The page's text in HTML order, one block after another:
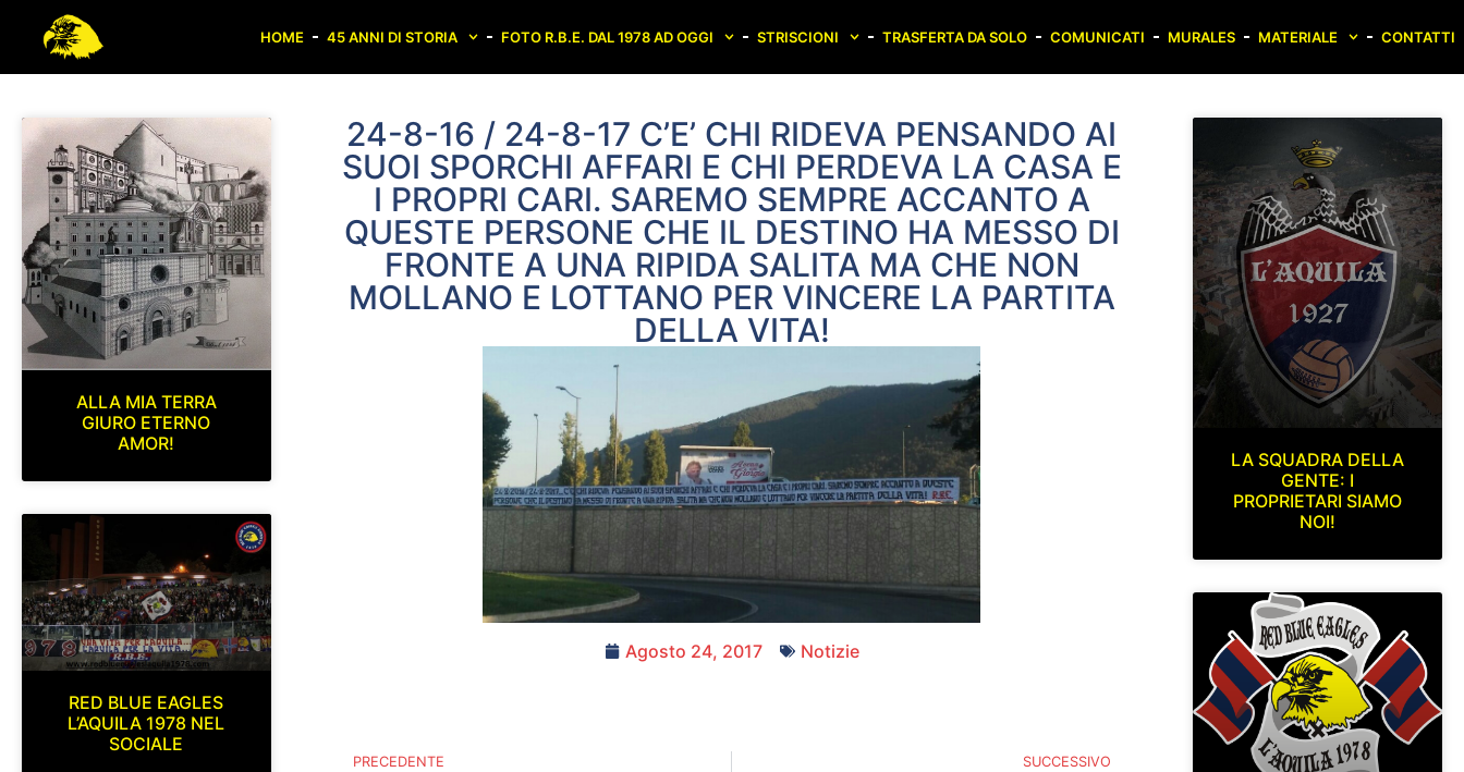
HOME 45 ANNI DI STORIA FOTO R.B.E. DAL 1978 AD OGGI STRISCIONI TRASFERTA DA SOLO COMUNICATI MURALES MATERIALE CONTATTI
ALLA MIA TERRA
GIURO ETERNO
AMOR!
RED BLUE EAGLES
L’AQUILA 1978 NEL
SOCIALE
24-8-16 / 24-8-17 C’E’ CHI RIDEVA PENSANDO AI
SUOI SPORCHI AFFARI E CHI PERDEVA LA CASA E
I PROPRI CARI. SAREMO SEMPRE ACCANTO A
QUESTE PERSONE CHE IL DESTINO HA MESSO DI
FRONTE A UNA RIPIDA SALITA MA CHE NON
MOLLANO E LOTTANO PER VINCERE LA PARTITA
DELLA VITA!
Agosto 24, 2017 Notizie
PRECEDENTE SUCCESSIVO
LA SQUADRA DELLA
GENTE: I
PROPRIETARI SIAMO
NOI!